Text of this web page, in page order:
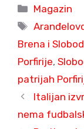
Categories
Magazin
Tags
Brena i
Porfirije,
patrijah
Italijan
nema